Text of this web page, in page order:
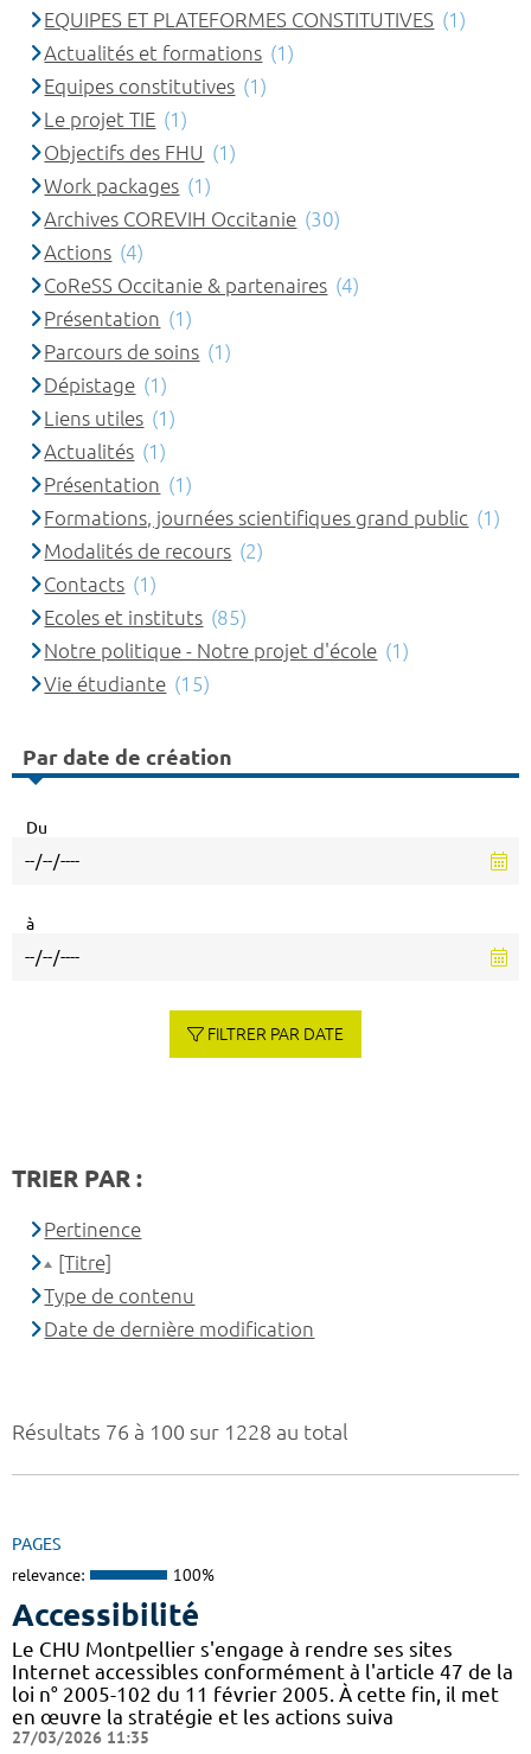
Résultats 76 à 100 sur 1228 au total
PAGES
relevance: 100%
Accessibilité
Le CHU Montpellier s'engage à rendre ses sites
Internet accessibles conformément à l'article 47 de la
loi n° 2005-102 du 11 février 2005. À cette fin, il met
en œuvre la stratégie et les actions suiva
27/03/2026 11:35
EQUIPES ET PLATEFORMES CONSTITUTIVES (1)
Actualités et formations (1)
Equipes constitutives (1)
Le projet TIE (1)
Objectifs des FHU (1)
Work packages (1)
Archives COREVIH Occitanie (30)
Actions (4)
CoReSS Occitanie & partenaires (4)
Présentation (1)
Parcours de soins (1)
Dépistage (1)
Liens utiles (1)
Actualités (1)
Présentation (1)
Formations, journées scientifiques grand public (1)
Modalités de recours (2)
Contacts (1)
Ecoles et instituts (85)
Notre politique - Notre projet d'école (1)
Vie étudiante (15)
Par date de création
Du
à
FILTRER PAR DATE
TRIER PAR :
Pertinence
[Titre]
Type de contenu
Date de dernière modification